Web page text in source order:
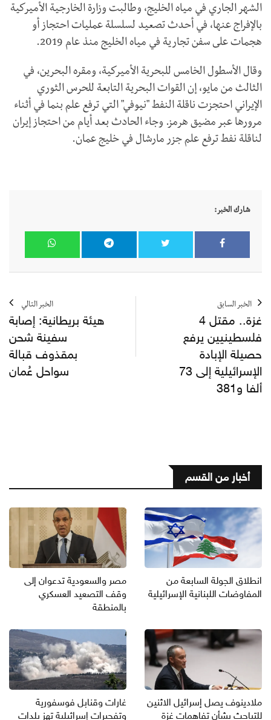
الشهر الجاري في مياه الخليج، وطالبت وزارة الخارجية الأميركية
بالإفراج عنها، في أحدث تصعيد لسلسلة عمليات احتجاز أو
هجمات على سفن تجارية في مياه الخليج منذ عام 2019.
وقال الأسطول الخامس للبحرية الأميركية، ومقره البحرين، في
الثالث من مايو، إن القوات البحرية التابعة للحرس الثوري
الإيراني احتجزت ناقلة النفط "نيوفي" التي ترفع علم بنما في أثناء
مرورها عبر مضيق هرمز. وجاء الحادث بعد أيام من احتجاز إيران
لناقلة نفط ترفع علم جزر مارشال في خليج عمان.
شارك الخبر:
الخبر السابق
غزة.. مقتل 4
فلسطينيين يرفع
حصيلة الإبادة
الإسرائيلية إلى 73
ألفا و381
الخبر التالي
هيئة بريطانية: إصابة
سفينة شحن
بمقذوف قبالة
سواحل عُمان
أخبار من القسم
انطلاق الجولة السابعة من
المفاوضات اللبنانية الإسرائيلية
مصر والسعودية تدعوان إلى
وقف التصعيد العسكري
بالمنطقة
ملادينوف يصل إسرائيل الاثنين
للتباحث بشأن تفاهمات غزة
غارات وقنابل فوسفورية
وتفجيرات إسرائيلية تهز بلدات